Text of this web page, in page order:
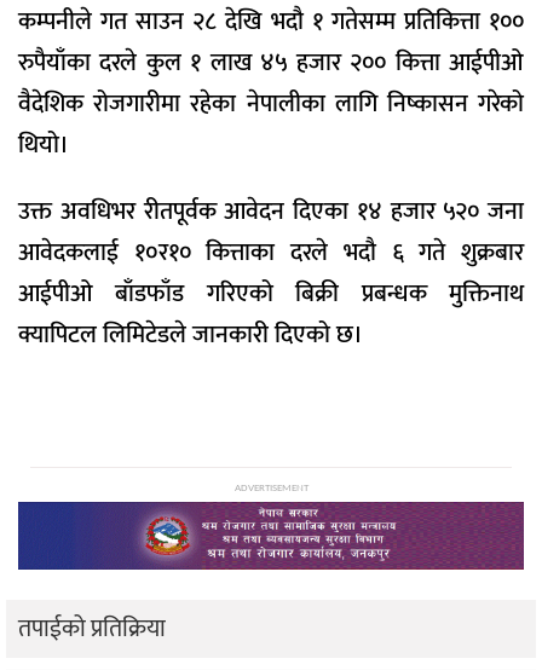
कम्पनीले गत साउन २८ देखि भदौ १ गतेसम्म प्रतिकित्ता १००
रुपैयाँका दरले कुल १ लाख ४५ हजार २०० कित्ता आईपीओ
वैदेशिक रोजगारीमा रहेका नेपालीका लागि निष्कासन गरेको
थियो।
उक्त अवधिभर रीतपूर्वक आवेदन दिएका १४ हजार ५२० जना
आवेदकलाई १०र१० कित्ताका दरले भदौ ६ गते शुक्रबार
आईपीओ बाँडफाँड गरिएको बिक्री प्रबन्धक मुक्तिनाथ
क्यापिटल लिमिटेडले जानकारी दिएको छ।
ADVERTISEMENT
तपाईको प्रतिक्रिया